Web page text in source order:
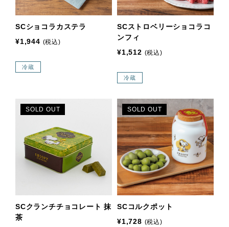
SCショコラカステラ
¥1,944 (税込)
冷蔵
SCストロベリーショコラコ
ンフィ
¥1,512 (税込)
冷蔵
SOLD OUT
SCクランチチョコレート 抹
茶
SOLD OUT
SCコルクポット
¥1,728 (税込)